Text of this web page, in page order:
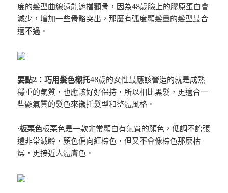
度的髮型曲線還能遮擋顴骨，因為48歲臉上的膠原蛋白會
減少，增加一些骨骼突出，那麼有弧度顯髮量的髮型最合
適不過。
要點2：巧用髮色襯托48歲的女性最應該營造的就是成熟
穩重的氣質，也應該好好保持，所以相比黑髮，更適合一
些顯氣質的髮色來襯托髮型和整體風格。
·板栗色板栗色是一款非常顯白有氣質的顏色，低調不誇張
還非常減齡，顏色偏向紅棕色，但又不會像棕色那麼枯
燥，更接近人體膚色。